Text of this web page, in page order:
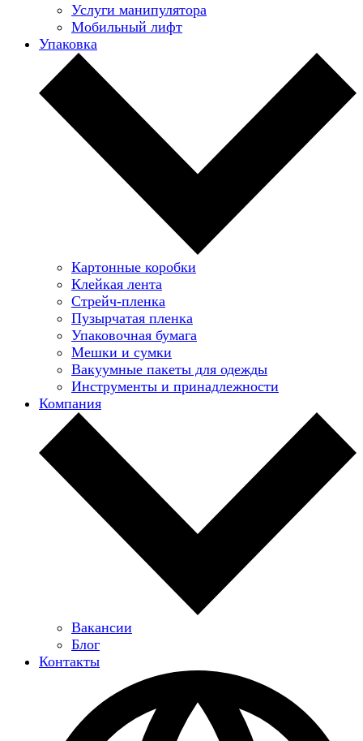
Услуги манипулятора
Мобильный лифт
Упаковка
Картонные коробки
Клейкая лента
Стрейч-пленка
Пузырчатая пленка
Упаковочная бумага
Мешки и сумки
Вакуумные пакеты для одежды
Инструменты и принадлежности
Компания
Вакансии
Блог
Контакты